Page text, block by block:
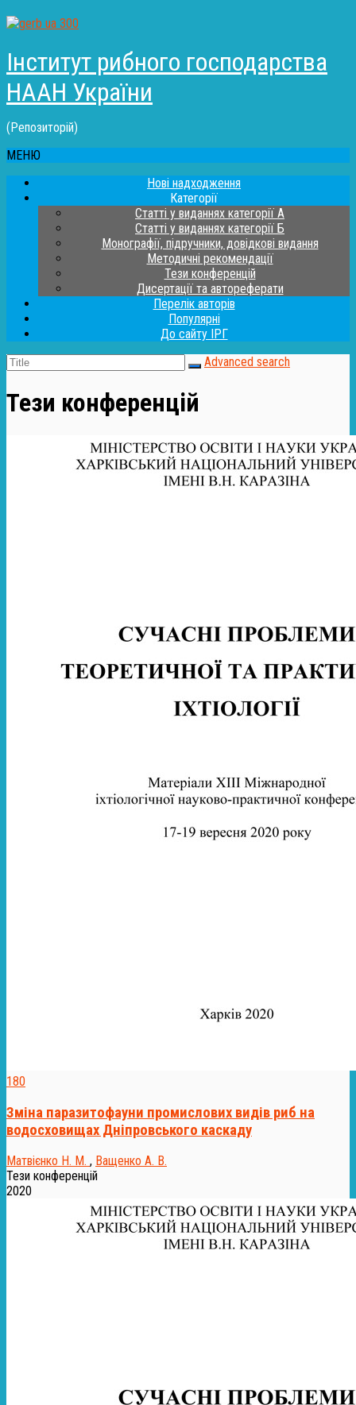
Інститут рибного господарства
НААН України
(Репозиторій)
МЕНЮ
Нові надходження
Категорії
Статті у виданнях категорії А
Статті у виданнях категорії Б
Монографії, підручники, довідкові видання
Методичні рекомендації
Тези конференцій
Дисертації та автореферати
Перелік авторів
Популярні
До сайту ІРГ
Advanced search
Тези конференцій
180
Зміна паразитофауни промислових видів риб на
водосховищах Дніпровського каскаду
Матвієнко Н. М. , Ващенко А. В.
Тези конференцій
2020